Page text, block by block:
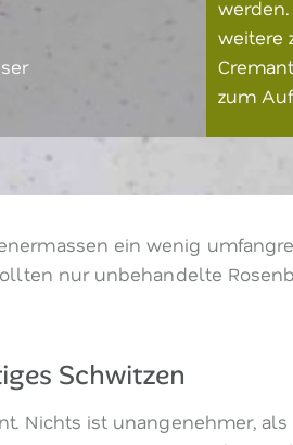
weitere
zum
ein wenig
nur unbehandelte
Schwitzen
Nichts ist unangenehmer,